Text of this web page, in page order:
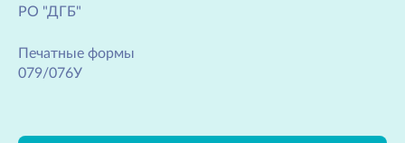
РО "ДГБ"
Печатные формы
079/076У